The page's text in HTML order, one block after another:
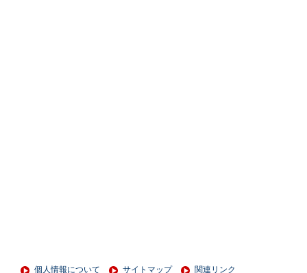
個人情報について サイトマップ 関連リンク